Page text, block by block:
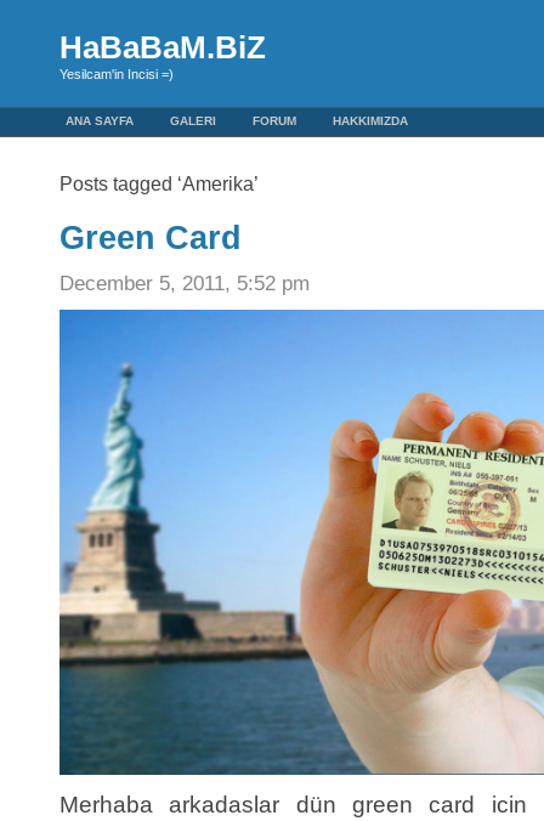
HaBaBaM.BiZ
Yesilcam'in Incisi =)
ANA SAYFA GALERI FORUM HAKKIMIZDA
Posts tagged ‘Amerika’
Green Card
December 5, 2011, 5:52 pm
Merhaba arkadaslar dün green card